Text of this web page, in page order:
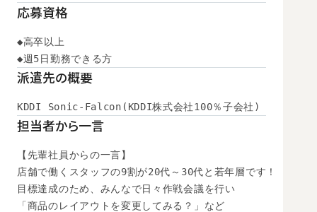
応募資格
◆高卒以上
◆週5日勤務できる方
派遣先の概要
KDDI Sonic-Falcon(KDDI株式会社100％子会社)
担当者から一言
【先輩社員からの一言】
店舗で働くスタッフの9割が20代～30代と若年層です！
目標達成のため、みんなで日々作戦会議を行い
「商品のレイアウトを変更してみる？」など